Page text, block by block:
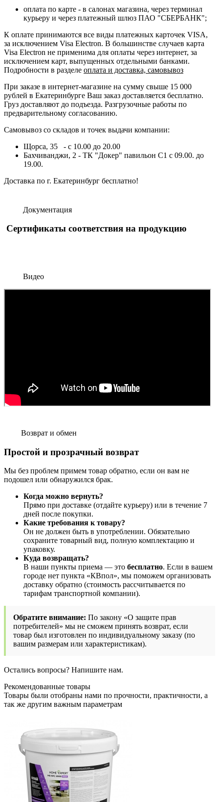
оплата по карте - в салонах магазина, через терминал
курьеру и через платежный шлюз ПАО "СБЕРБАНК";
К оплате принимаются все виды платежных карточек VISA,
за исключением Visa Electron. В большинстве случаев карта
Visa Electron не применима для оплаты через интернет, за
исключением карт, выпущенных отдельными банками.
Подробности в разделе оплата и доставка, самовывоз
При заказе в интернет-магазине на сумму свыше 15 000
рублей в Екатеринбурге Ваш заказ доставляется бесплатно.
Груз доставляют до подъезда. Разгрузочные работы по
предварительному согласованию.
Самовывоз со складов и точек выдачи компании:
Щорса, 35 - с 10.00 до 20.00
Бахчиванджи, 2 - ТК "Докер" павильон С1 с 09.00. до
19.00.
Доставка по г. Екатеринбург бесплатно!
Документация
Сертификаты соответствия на продукцию
Видео
Возврат и обмен
Простой и прозрачный возврат
Мы без проблем примем товар обратно, если он вам не
подошел или обнаружился брак.
Когда можно вернуть?
Прямо при доставке (отдайте курьеру) или в течение 7
дней после покупки.
Какие требования к товару?
Он не должен быть в употреблении. Обязательно
сохраните товарный вид, полную комплектацию и
упаковку.
Куда возвращать?
В наши пункты приема — это бесплатно. Если в вашем
городе нет пункта «КВпол», мы поможем организовать
доставку обратно (стоимость рассчитывается по
тарифам транспортной компании).
Обратите внимание: По закону «О защите прав
потребителей» мы не сможем принять возврат, если
товар был изготовлен по индивидуальному заказу (по
вашим размерам или характеристикам).
Остались вопросы? Напишите нам.
Рекомендованные товары
Товары были отобраны нами по прочности, практичности, а
так же другим важным параметрам